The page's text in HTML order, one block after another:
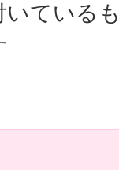
ている